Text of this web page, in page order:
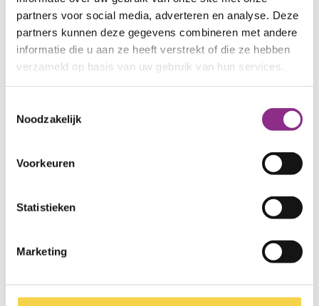
partners voor social media, adverteren en analyse. Deze
partners kunnen deze gegevens combineren met andere
informatie die u aan ze heeft verstrekt of die ze hebben
verzameld op basis van uw gebruik van hun services.
Noodzakelijk
Voorkeuren
Statistieken
Marketing
verduurzamen.
Tips om slim om te gaan met stroom:
Tussen 16.00 en 21.00 uur is het heel druk op
mogelijk buiten deze stroompiek.
Gebruik eigen zonne-energie als deze wordt
opgewekt. Dat scheelt drukte op het net,
maar bespaart ook kosten.
nodig hebt en stem deze af op jouw verbruik.
Ga je zonnepanelen plaatsen? Plaats deze
dan in de ligging oost/west. Dan wek je langer
stroom op (ochtend- en avondzon) en heb je
momenten dat je die ook zelf gelijk kunt